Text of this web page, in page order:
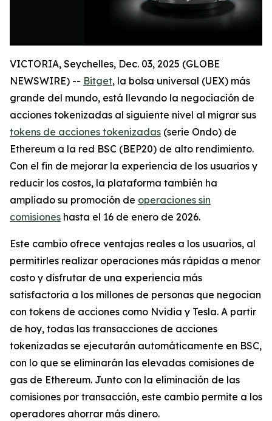
VICTORIA, Seychelles, Dec. 03, 2025 (GLOBE
NEWSWIRE) -- Bitget, la bolsa universal (UEX) más
grande del mundo, está llevando la negociación de
acciones tokenizadas al siguiente nivel al migrar sus
tokens de acciones tokenizadas (serie Ondo) de
Ethereum a la red BSC (BEP20) de alto rendimiento.
Con el fin de mejorar la experiencia de los usuarios y
reducir los costos, la plataforma también ha
ampliado su promoción de operaciones sin
comisiones hasta el 16 de enero de 2026.
Este cambio ofrece ventajas reales a los usuarios, al
permitirles realizar operaciones más rápidas a menor
costo y disfrutar de una experiencia más
satisfactoria a los millones de personas que negocian
con tokens de acciones como Nvidia y Tesla. A partir
de hoy, todas las transacciones de acciones
tokenizadas se ejecutarán automáticamente en BSC,
con lo que se eliminarán las elevadas comisiones de
gas de Ethereum. Junto con la eliminación de las
comisiones por transacción, este cambio permite a los
operadores ahorrar más dinero.